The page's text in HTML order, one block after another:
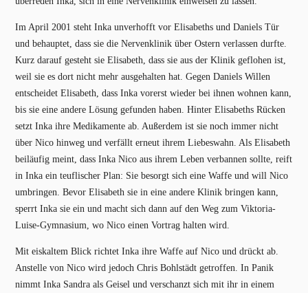
Im April 2001 steht Inka unverhofft vor Elisabeths und Daniels Tür
und behauptet, dass sie die Nervenklinik über Ostern verlassen durfte.
Kurz darauf gesteht sie Elisabeth, dass sie aus der Klinik geflohen ist,
weil sie es dort nicht mehr ausgehalten hat. Gegen Daniels Willen
entscheidet Elisabeth, dass Inka vorerst wieder bei ihnen wohnen kann,
bis sie eine andere Lösung gefunden haben. Hinter Elisabeths Rücken
setzt Inka ihre Medikamente ab. Außerdem ist sie noch immer nicht
über Nico hinweg und verfällt erneut ihrem Liebeswahn. Als Elisabeth
beiläufig meint, dass Inka Nico aus ihrem Leben verbannen sollte, reift
in Inka ein teuflischer Plan: Sie besorgt sich eine Waffe und will Nico
umbringen. Bevor Elisabeth sie in eine andere Klinik bringen kann,
sperrt Inka sie ein und macht sich dann auf den Weg zum Viktoria-
Luise-Gymnasium, wo Nico einen Vortrag halten wird.
Mit eiskaltem Blick richtet Inka ihre Waffe auf Nico und drückt ab.
Anstelle von Nico wird jedoch Chris Bohlstädt getroffen. In Panik
nimmt Inka Sandra als Geisel und verschanzt sich mit ihr in einem